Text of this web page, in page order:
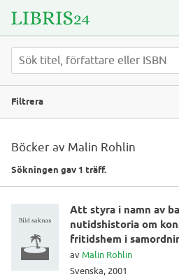
Filtrera
Böcker av Malin Rohlin
Sökningen gav 1 träff.
Att styra i namn av
nutidshistoria om
fritidshem i
av Malin Rohlin
Svenska, 2001